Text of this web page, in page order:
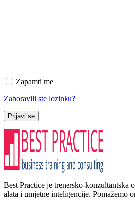
Zapamti me
Zaboravili ste lozinku?
Prijavi se
Best Practice je trenersko-
alata i umjetne inteligencije. Pomažemo